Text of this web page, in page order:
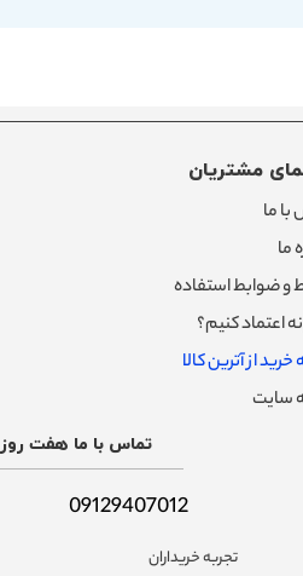
مشتریان
ما
ما
و ضوابط استفاده
اعتماد کنیم؟
از آترین کالا
سایت
تماس با ما هفت روز
09129407012
تجربه خریداران